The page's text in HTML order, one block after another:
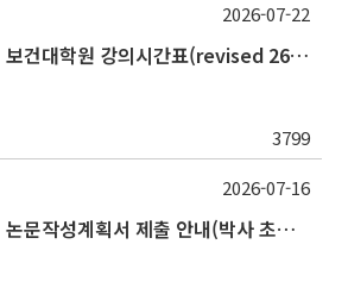
2026학년도 2학기 보건대학원 강의시간표(revised 260803)(2026 2nd SEMESTER SNU GSPH TIMETABLE)
3799
2026-07-22
2026학년도 2학기 논문작성계획서 제출 안내(박사 초심 일정 포함)_Thesis Proposal
2026-07-16